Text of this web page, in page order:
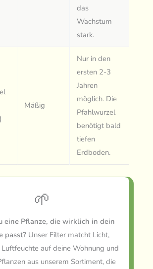
das
Wachstum
stark.
Mäßig
Nur in den
ersten 2-3
Jahren
möglich. Die
Pfahlwurzel
benötigt bald
tiefen
Erdboden.
🌱
eine Pflanze, die wirklich in dein
passt? Unser Filter matcht Licht,
auf deine Wohnung und
aus unserem Sortiment, die